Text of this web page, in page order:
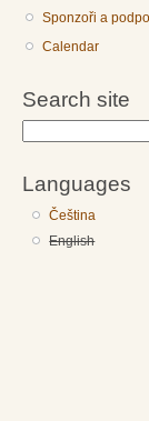
Sponzoři a
Calendar
Search site
Languages
Čeština
English